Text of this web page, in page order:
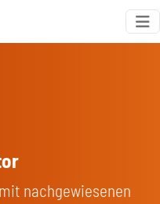
nachgewiesenen